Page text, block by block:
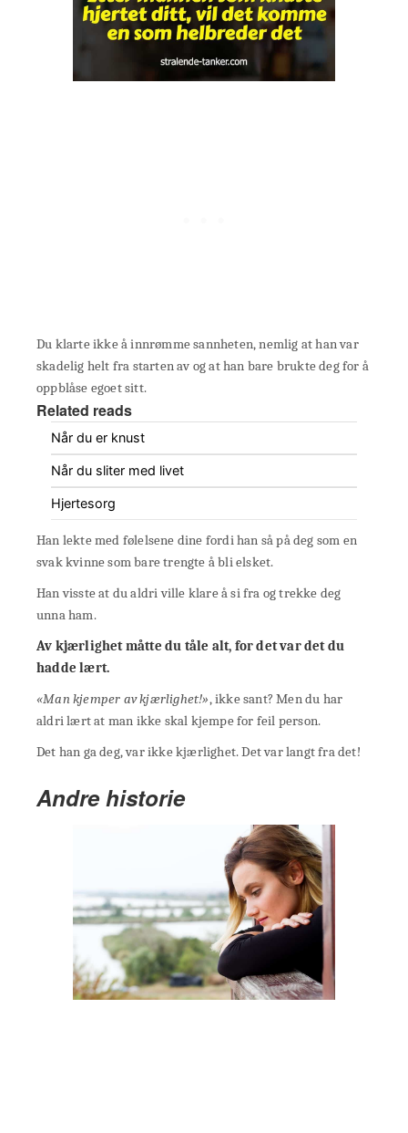
Du klarte ikke å innrømme sannheten, nemlig at han var
skadelig helt fra starten av og at han bare brukte deg for å
oppblåse egoet sitt.
Related reads
Når du er knust
Når du sliter med livet
Hjertesorg
Han lekte med følelsene dine fordi han så på deg som en
svak kvinne som bare trengte å bli elsket.
Han visste at du aldri ville klare å si fra og trekke deg
unna ham.
Av kjærlighet måtte du tåle alt, for det var det du
hadde lært.
«Man kjemper av kjærlighet!», ikke sant? Men du har
aldri lært at man ikke skal kjempe for feil person.
Det han ga deg, var ikke kjærlighet. Det var langt fra det!
Andre historie